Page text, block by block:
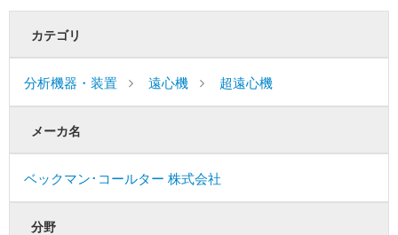
カテゴリ
分析機器・装置 遠心機 超遠心機
メーカ名
ベックマン･コールター 株式会社
分野